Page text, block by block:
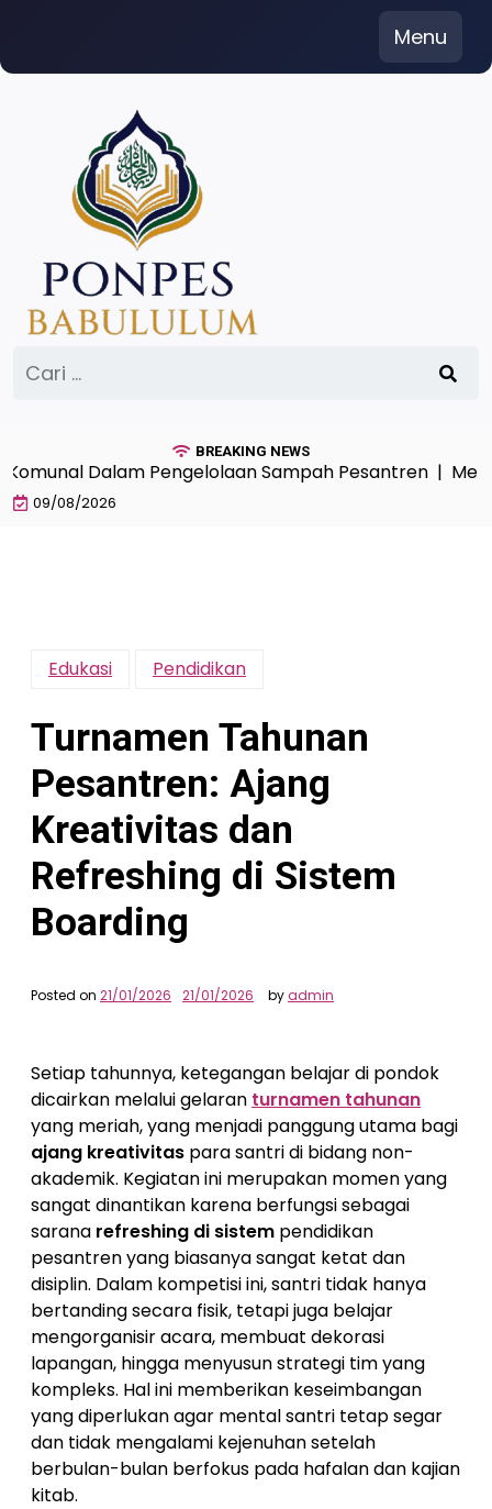
content
Menu
untuk:
BREAKING NEWS
Dalam Pengelolaan Sampah Pesantren |Menimba
09/08/2026
Edukasi Pendidikan
Turnamen Tahunan
Pesantren: Ajang
Kreativitas dan
Refreshing di Sistem
Boarding
Posted on 21/01/2026 21/01/2026 byadmin
Setiap tahunnya, ketegangan belajar di pondok
dicairkan melalui gelaran turnamen tahunan
yang meriah, yang menjadi panggung utama bagi
ajang kreativitas para santri di bidang non-
akademik. Kegiatan ini merupakan momen yang
sangat dinantikan karena berfungsi sebagai
sarana refreshing di sistem pendidikan
pesantren yang biasanya sangat ketat dan
disiplin. Dalam kompetisi ini, santri tidak hanya
bertanding secara fisik, tetapi juga belajar
mengorganisir acara, membuat dekorasi
lapangan, hingga menyusun strategi tim yang
kompleks. Hal ini memberikan keseimbangan
yang diperlukan agar mental santri tetap segar
dan tidak mengalami kejenuhan setelah
berbulan-bulan berfokus pada hafalan dan kajian
kitab.